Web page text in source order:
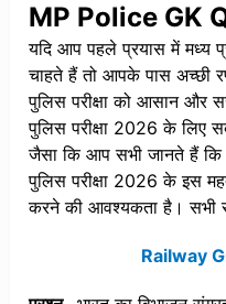
MP Police GK
यदि आप पहले प्रयास में मध्य
चाहते हैं तो आपके पास अच्छी
पुलिस परीक्षा को आसान और
पुलिस परीक्षा 2026 के लिए
जैसा कि आप सभी जानते हैं कि
पुलिस परीक्षा 2026 के इस
करने की आवश्यकता है। सभी
Railway